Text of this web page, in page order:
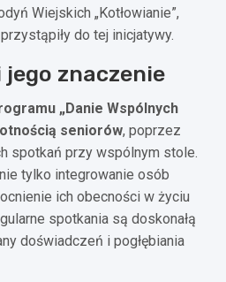
Wiejskich „Kotłowianie”,
do tej inicjatywy.
znaczenie
„Danie Wspólnych
seniorów, poprzez
spotkań przy wspólnym stole.
tylko integrowanie osób
ich obecności w życiu
spotkania są doskonałą
doświadczeń i pogłębiania